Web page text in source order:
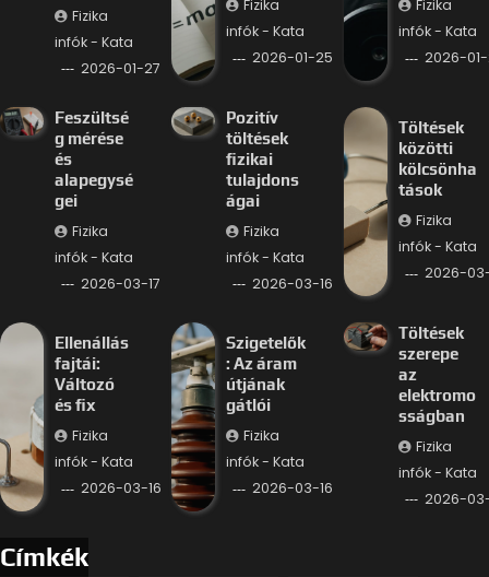
Fizika
infók - Kata
2026-01-27
Fizika
infók - Kata
2026-01-25
Fizika
infók - Kata
2026-
Feszültsé
g mérése
és
alapegysé
gei
Fizika
infók - Kata
2026-03-17
Pozitív
töltések
fizikai
tulajdons
ágai
Fizika
infók - Kata
2026-03-16
Töltések
közötti
kölcsönha
tások
Fizika
infók - Kata
2026-
Ellenállás
fajtái:
Változó
és fix
Fizika
infók - Kata
2026-03-16
Szigetelők
: Az áram
útjának
gátlói
Fizika
infók - Kata
2026-03-16
Töltések
szerepe
az
elektromo
sságban
Fizika
infók - Kata
2026-
Címkék